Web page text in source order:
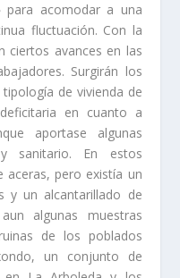
para acomodar a una
fluctuación. Con la
ciertos avances en las
Surgirán los
de vivienda de
en cuanto a
aportase algunas
sanitario. En estos
aceras, pero existí­a un
y un alcantarillado de
algunas muestras
de los poblados
un conjunto de